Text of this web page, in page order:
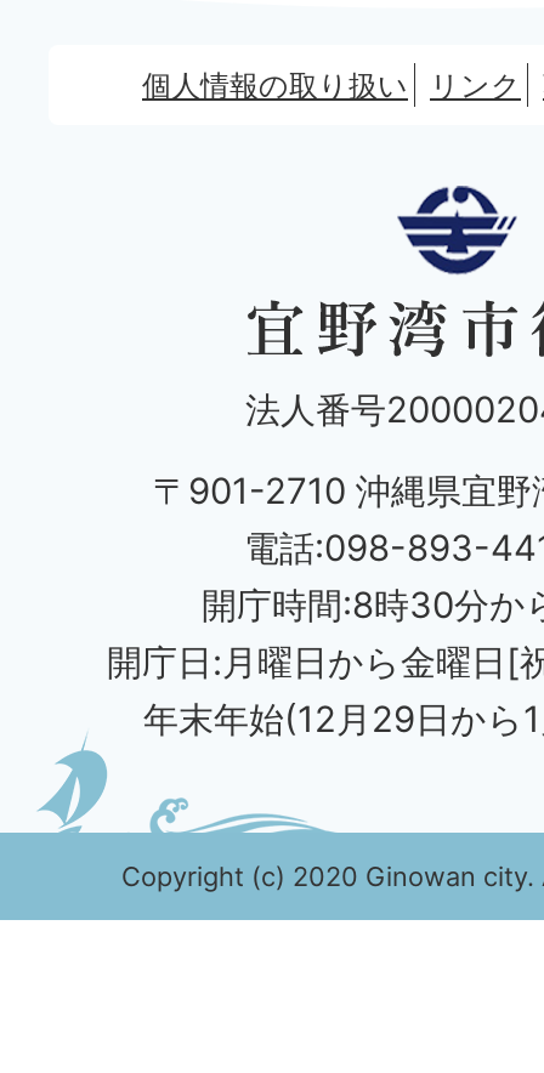
個人情報の取り扱い リンク
法人番号
〒901-2710 沖縄県宜野
電話:098-893-
開庁時間:8時30分か
開庁日:月曜日から金曜日[
年末年始(12月29日から
Copyright (c) 2020 Ginowan city.